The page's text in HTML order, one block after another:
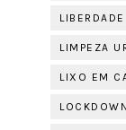
LIMPEZA
LIXO EM
LOCKDOWN